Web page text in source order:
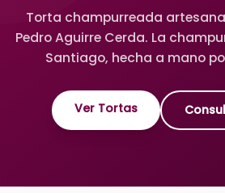
Torta champurreada
Pedro Aguirre Cerda. La
Santiago, hecha a mano
Ver Tortas